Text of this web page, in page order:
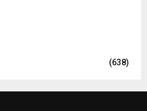
(638)